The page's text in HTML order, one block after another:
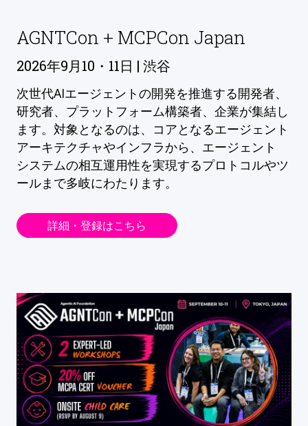
AGNTCon + MCPCon Japan
2026年9月10・11日 | 渋谷
次世代AIエージェントの開発を推進する開発者、
研究者、プラットフォーム構築者、企業が集結し
ます。対象となるのは、コアとなるエージェント
アーキテクチャやインフラから、エージェント
システムの相互運用性を実現するプロトコルやツ
ールまで多岐にわたります。
詳細・登録はこちら